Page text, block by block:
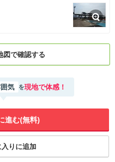
図で確認する
気 を現地で体感！
進む(無料)